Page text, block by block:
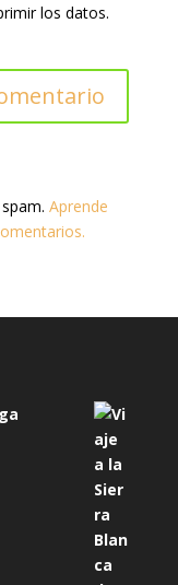
los datos.
Aprende